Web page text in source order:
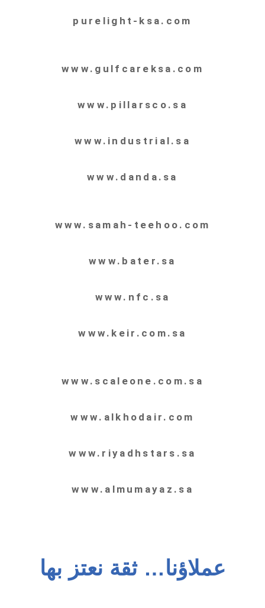
purelight-ksa.com
www.gulfcareksa.com
www.pillarsco.sa
www.industrial.sa
www.danda.sa
www.samah-teehoo.com
www.bater.sa
www.nfc.sa
www.keir.com.sa
www.scaleone.com.sa
www.alkhodair.com
www.riyadhstars.sa
www.almumayaz.sa
عملاؤنا… ثقة نعتز بها